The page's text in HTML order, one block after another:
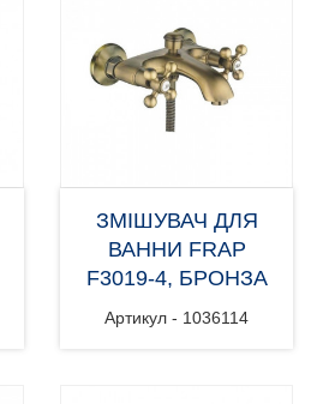
ЗМІШУВАЧ ДЛЯ
ВАННИ FRAP
F3019-4, БРОНЗА
Артикул - 1036114